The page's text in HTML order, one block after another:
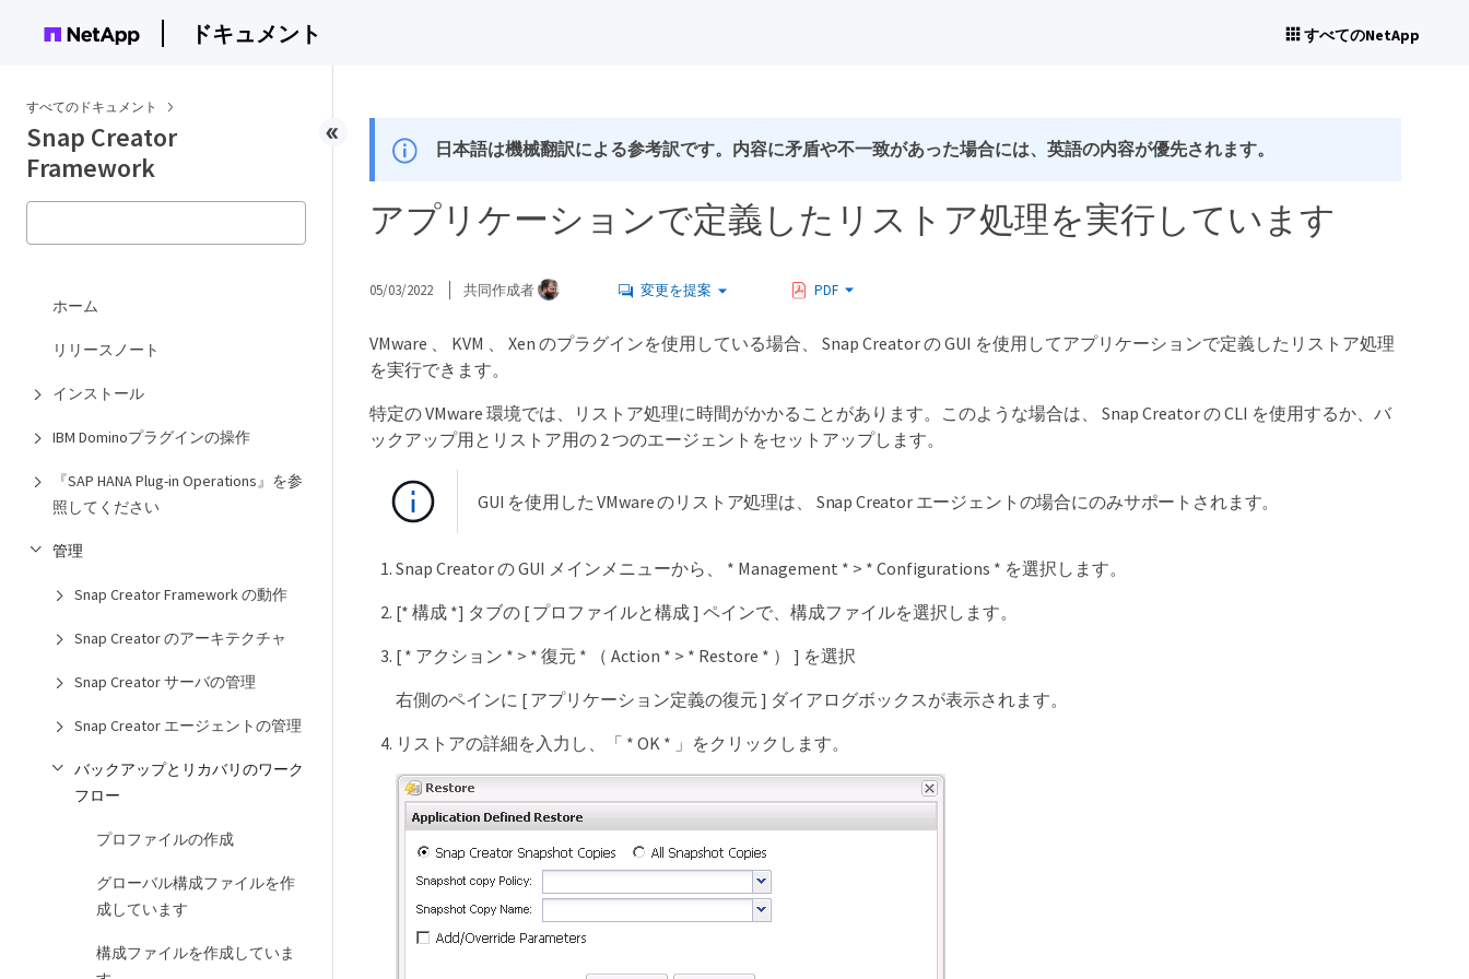
ドキュメント すべてのNetApp
すべてのドキュメント
Snap Creator
Framework
ホーム
リリースノート
インストール
IBM Dominoプラグインの操作
『SAP HANA Plug-in Operations』を参
照してください
管理
Snap Creator Framework の動作
Snap Creator のアーキテクチャ
Snap Creator サーバの管理
Snap Creator エージェントの管理
バックアップとリカバリのワーク
フロー
プロファイルの作成
グローバル構成ファイルを作
成しています
構成ファイルを作成していま
日本語は機械翻訳による参考訳です。内容に矛盾や不一致があった場合には、英語の内容が優先されます。
アプリケーションで定義したリストア処理を実行しています
05/03/2022 共同作成者 変更を提案 PDF
VMware 、 KVM 、 Xen のプラグインを使用している場合、 Snap Creator の GUI を使用してアプリケーションで定義したリストア処理
を実行できます。
特定の VMware 環境では、リストア処理に時間がかかることがあります。このような場合は、 Snap Creator の CLI を使用するか、バ
ックアップ用とリストア用の 2 つのエージェントをセットアップします。
GUI を使用した VMware のリストア処理は、 Snap Creator エージェントの場合にのみサポートされます。
Snap Creator の GUI メインメニューから、 * Management * > * Configurations * を選択します。
[* 構成 *] タブの [ プロファイルと構成 ] ペインで、構成ファイルを選択します。
[ * アクション * > * 復元 * （ Action * > * Restore * ） ] を選択
右側のペインに [ アプリケーション定義の復元 ] ダイアログボックスが表示されます。
リストアの詳細を入力し、「 * OK * 」をクリックします。